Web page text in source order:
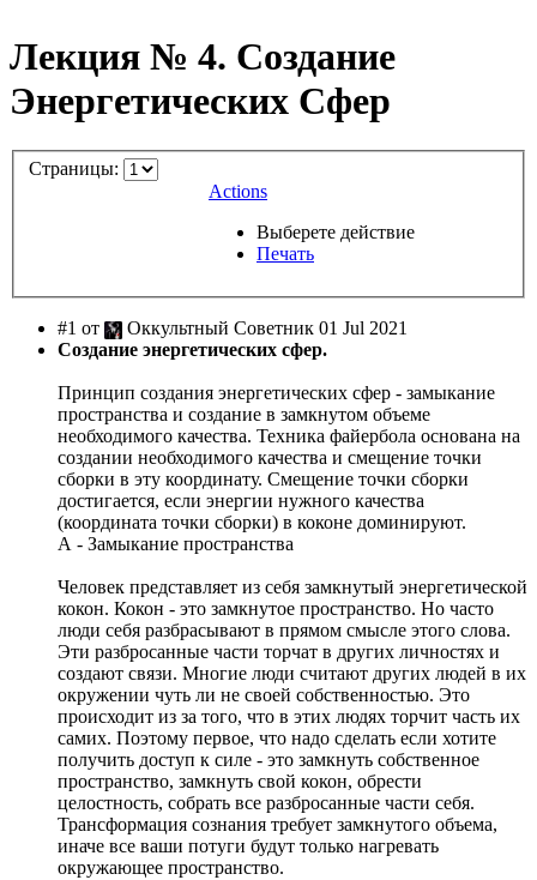
Лекция № 4. Создание
Энергетических Сфер
Страницы:
Actions
Выберете действие
Печать
#1 от
Оккультный Советник 01 Jul 2021
Создание энергетических сфер.
Принцип создания энергетических сфер - замыкание
пространства и создание в замкнутом объеме
необходимого качества. Техника файербола основана на
создании необходимого качества и смещение точки
сборки в эту координату. Смещение точки сборки
достигается, если энергии нужного качества
(координата точки сборки) в коконе доминируют.
А - Замыкание пространства
Человек представляет из себя замкнутый энергетической
кокон. Кокон - это замкнутое пространство. Но часто
люди себя разбрасывают в прямом смысле этого слова.
Эти разбросанные части торчат в других личностях и
создают связи. Многие люди считают других людей в их
окружении чуть ли не своей собственностью. Это
происходит из за того, что в этих людях торчит часть их
самих. Поэтому первое, что надо сделать если хотите
получить доступ к силе - это замкнуть собственное
пространство, замкнуть свой кокон, обрести
целостность, собрать все разбросанные части себя.
Трансформация сознания требует замкнутого объема,
иначе все ваши потуги будут только нагревать
окружающее пространство.